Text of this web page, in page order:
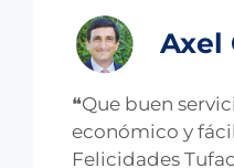
Axel
❝Que buen
económico y
Felicidades